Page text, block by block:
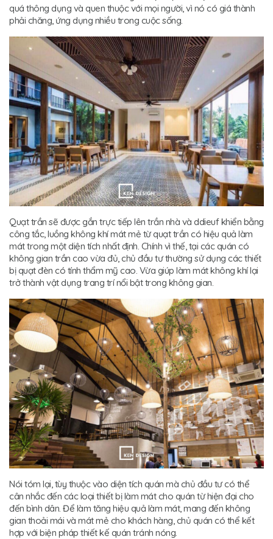
quá thông dụng và quen thuộc với mọi người, vì nó có giá thành
phải chăng, ứng dụng nhiều trong cuộc sống.
Quạt trần sẽ được gắn trực tiếp lên trần nhà và ddieuf khiển bằng
công tắc, luồng không khí mát mẻ từ quạt trần có hiệu quả làm
mát trong một diện tích nhất định. Chính vì thế, tại các quán có
không gian trần cao vừa đủ, chủ đầu tư thường sử dụng các thiết
bị quạt đèn có tính thẩm mỹ cao. Vừa giúp làm mát không khí lại
trở thành vật dụng trang trí nổi bật trong không gian.
Nói tóm lại, tùy thuộc vào diện tích quán mà chủ đầu tư có thể
cân nhắc đến các loại thiết bị làm mát cho quán từ hiện đại cho
đến bình dân. Để làm tăng hiệu quả làm mát, mang đến không
gian thoải mái và mát mẻ cho khách hàng, chủ quán có thể kết
hợp với biện pháp thiết kế quán tránh nóng.